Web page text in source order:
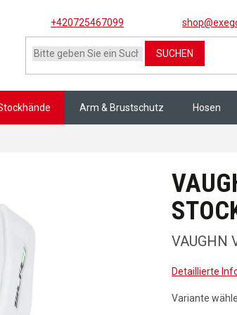
+420725467099
SUCHEN
Arm & Brustschutz Hosen
VAUGHN
Detaillierte
Variante